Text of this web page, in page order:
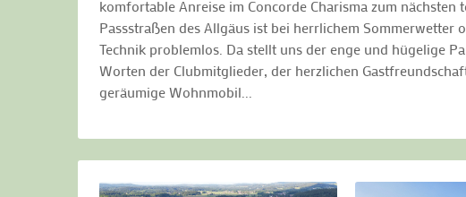
komfortable Anreise im Concorde Charisma zum
Passstraßen des Allgäus ist bei herrlichem Sommerwetter
Technik problemlos. Da stellt uns der enge und hügelige
Worten der Clubmitglieder, der herzlichen
geräumige Wohnmobil...